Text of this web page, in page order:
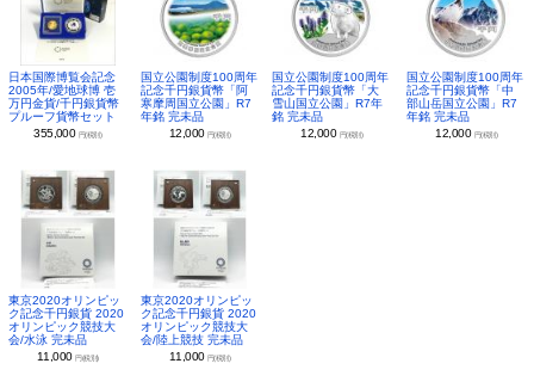
日本国際博覧会記念
2005年/愛地球博 壱
万円金貨/千円銀貨幣
プルーフ貨幣セット
355,000 円(税別)
国立公園制度100周年
記念千円銀貨幣「阿
寒摩周国立公園」R7
年銘 完未品
12,000 円(税別)
国立公園制度100周年
記念千円銀貨幣「大
雪山国立公園」R7年
銘 完未品
12,000 円(税別)
国立公園制度100周年
記念千円銀貨幣「中
部山岳国立公園」R7
年銘 完未品
12,000 円(税別)
東京2020オリンピッ
ク記念千円銀貨 2020
オリンピック競技大
会/水泳 完未品
11,000円(税別)
東京2020オリンピッ
ク記念千円銀貨 2020
オリンピック競技大
会/陸上競技 完未品
11,000 円(税別)